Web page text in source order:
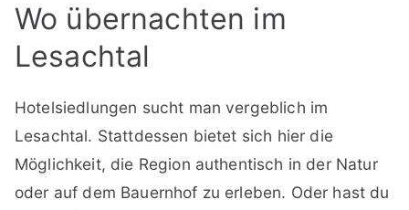
Wo übernachten im
Lesachtal
Hotelsiedlungen sucht man vergeblich im
Lesachtal. Stattdessen bietet sich hier die
Möglichkeit, die Region authentisch in der Natur
oder auf dem Bauernhof zu erleben. Oder hast du